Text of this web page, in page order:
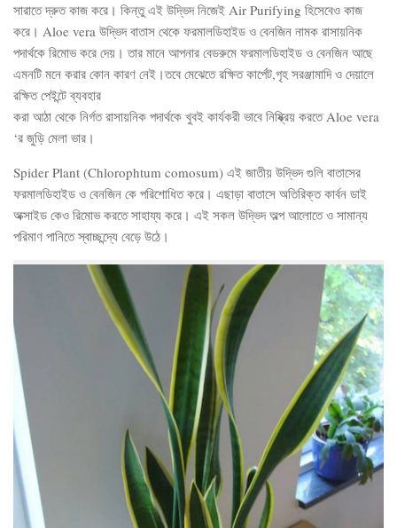
সারাতে দ্রুত কাজ করে। কিন্তু এই উদ্ভিদ নিজেই Air Purifying হিসেবেও কাজ
করে। Aloe vera উদ্ভিদ বাতাস থেকে ফরমালডিহাইড ও বেনজিন নামক রাসায়নিক
পদার্থকে রিমোভ করে দেয়। তার মানে আপনার বেডরুমে ফরমালডিহাইড ও বেনজিন আছে
এমনটি মনে করার কোন কারণ নেই।তবে মেঝেতে রক্ষিত কার্পেট,গৃহ সরঞ্জামাদি ও দেয়ালে
রক্ষিত পেইন্টে ব্যবহার
করা আঠা থেকে নির্গত রাসায়নিক পদার্থকে খুবই কার্যকরী ভাবে নিষ্ক্রিয় করতে Aloe vera
‘র জুড়ি মেলা ভার।
Spider Plant (Chlorophtum comosum) এই জাতীয় উদ্ভিদ গুলি বাতাসের
ফরমালডিহাইড ও বেনজিন কে পরিশোধিত করে। এছাড়া বাতাসে অতিরিক্ত কার্বন ডাই
অক্সাইড কেও রিমোভ করতে সাহায্য করে। এই সকল উদ্ভিদ অল্প আলোতে ও সামান্য
পরিমাণ পানিতে স্বাচ্ছন্দ্যে বেড়ে উঠে।